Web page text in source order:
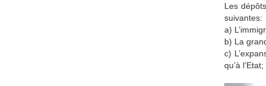
Les
suivantes:
a)
b) La
c)
qu’à l’Etat;